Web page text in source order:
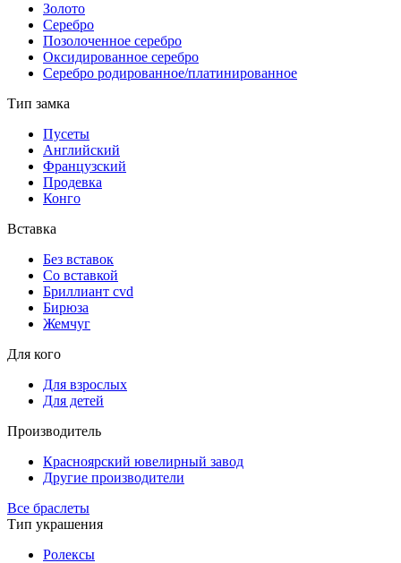
Золото
Серебро
Позолоченное серебро
Оксидированное серебро
Серебро родированное/платинированное
Тип замка
Пусеты
Английский
Французский
Продевка
Конго
Вставка
Без вставок
Со вставкой
Бриллиант cvd
Бирюза
Жемчуг
Для кого
Для взрослых
Для детей
Производитель
Красноярский ювелирный завод
Другие производители
Все браслеты
Тип украшения
Ролексы